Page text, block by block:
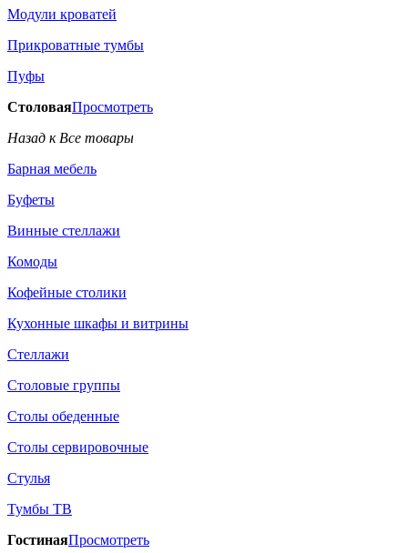
Модули кроватей
Прикроватные тумбы
Пуфы
СтоловаяПросмотреть
Назад к Все товары
Барная мебель
Буфеты
Винные стеллажи
Комоды
Кофейные столики
Кухонные шкафы и витрины
Стеллажи
Столовые группы
Столы обеденные
Столы сервировочные
Стулья
Тумбы ТВ
ГостинаяПросмотреть